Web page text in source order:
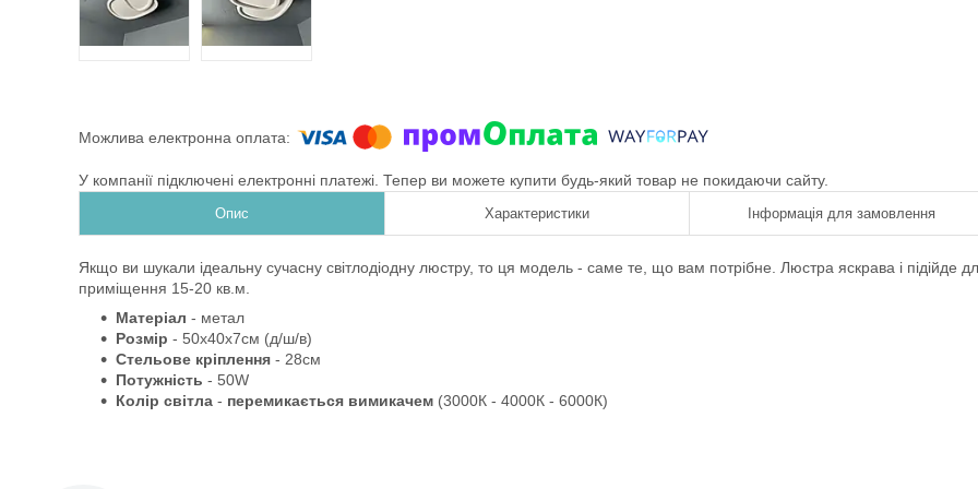
У компанії підключені електронні платежі. Тепер ви можете купити будь-який товар не покидаючи сайту.
Опис Характеристики Інформація для замовлення
Якщо ви шукали ідеальну сучасну світлодіодну люстру, то ця модель - саме те, що вам потрібне. Люстра яскрава і підійде
приміщення 15-20 кв.м.
Матеріал - метал
Розмір - 50х40х7см (д/ш/в)
Стельове кріплення - 28см
Потужність - 50W
Колір світла - перемикається вимикачем (3000К - 4000К - 6000К)